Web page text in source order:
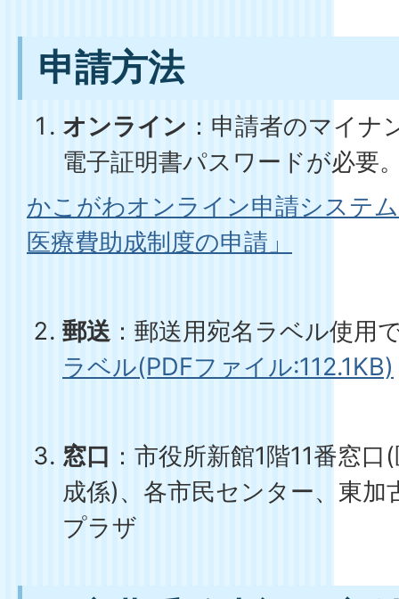
申請方法
オンライン ：申請者のマイナ
電子証明書パスワードが必要
かこがわオンライン申請システ
医療費助成制度の申請」
郵送：郵送用宛名ラベル使用
ラベル(PDFファイル:112.1KB)
窓口 ：市役所新館1階11番窓
成係)、各市民センター、東加
プラザ